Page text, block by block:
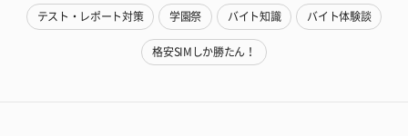
テスト・レポート対策 学園祭 バイト知識 バイト体験談
格安SIMしか勝たん！